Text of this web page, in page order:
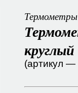
Термометры
(артикул